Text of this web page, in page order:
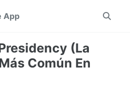
App
Toggle
(La
Común En